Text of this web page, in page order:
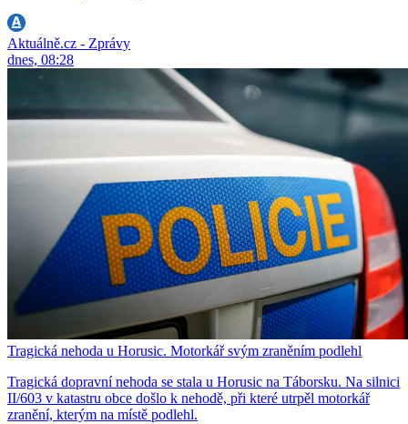
Aktuálně.cz - Zprávy
dnes, 08:28
Tragická nehoda u Horusic. Motorkář svým zraněním podlehl
Tragická dopravní nehoda se stala u Horusic na Táborsku. Na silnici
II/603 v katastru obce došlo k nehodě, při které utrpěl motorkář
zranění, kterým na místě podlehl.